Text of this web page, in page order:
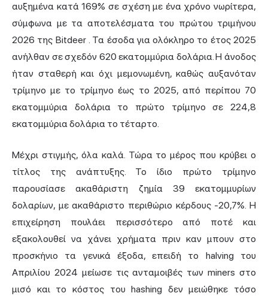
αυξημένα κατά 169% σε σχέση με ένα χρόνο νωρίτερα,
σύμφωνα με τα αποτελέσματα του πρώτου τριμήνου
2026 της Bitdeer. Τα έσοδα για ολόκληρο το έτος 2025
ανήλθαν σε σχεδόν 620 εκατομμύρια δολάρια. Η άνοδος
ήταν σταθερή και όχι μεμονωμένη, καθώς αυξανόταν
τρίμηνο με το τρίμηνο έως το 2025, από περίπου 70
εκατομμύρια δολάρια το πρώτο τρίμηνο σε 224,8
εκατομμύρια δολάρια το τέταρτο.
Μέχρι στιγμής, όλα καλά. Τώρα το μέρος που κρύβει ο
τίτλος της ανάπτυξης. Το ίδιο πρώτο τρίμηνο
παρουσίασε ακαθάριστη ζημία 39 εκατομμυρίων
δολαρίων, με ακαθάριστο περιθώριο κέρδους -20,7%. Η
επιχείρηση πουλάει περισσότερο από ποτέ και
εξακολουθεί να χάνει χρήματα πριν καν μπουν στο
προσκήνιο τα γενικά έξοδα, επειδή το halving του
Απριλίου 2024 μείωσε τις ανταμοιβές των miners στο
μισό και το κόστος του hashing δεν μειώθηκε τόσο